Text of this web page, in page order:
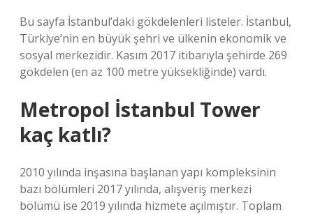
Bu sayfa İstanbul’daki gökdelenleri listeler. İstanbul,
Türkiye’nin en büyük şehri ve ülkenin ekonomik ve
sosyal merkezidir. Kasım 2017 itibarıyla şehirde 269
gökdelen (en az 100 metre yüksekliğinde) vardı.
Metropol İstanbul Tower
kaç katlı?
2010 yılında inşasına başlanan yapı kompleksinin
bazı bölümleri 2017 yılında, alışveriş merkezi
bölümü ise 2019 yılında hizmete açılmıştır. Toplam